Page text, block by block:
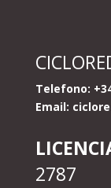
Telefono:
Email:
2787